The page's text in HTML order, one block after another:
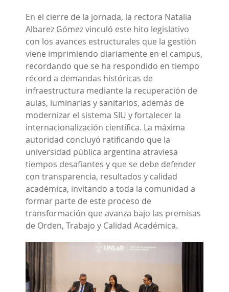
En el cierre de la jornada, la rectora Natalia
Albarez Gómez vinculó este hito legislativo
con los avances estructurales que la gestión
viene imprimiendo diariamente en el campus,
recordando que se ha respondido en tiempo
récord a demandas históricas de
infraestructura mediante la recuperación de
aulas, luminarias y sanitarios, además de
modernizar el sistema SIU y fortalecer la
internacionalización científica. La máxima
autoridad concluyó ratificando que la
universidad pública argentina atraviesa
tiempos desafiantes y que se debe defender
con transparencia, resultados y calidad
académica, invitando a toda la comunidad a
formar parte de este proceso de
transformación que avanza bajo las premisas
de Orden, Trabajo y Calidad Académica.